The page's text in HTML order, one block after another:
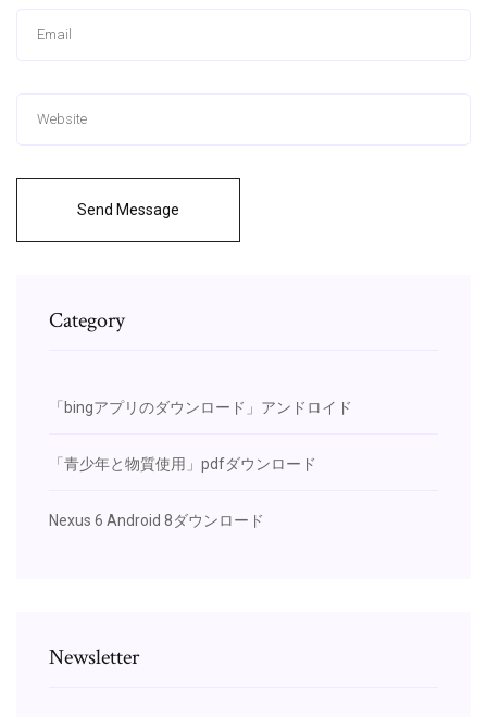
Send Message
Category
「bingアプリのダウンロード」アンドロイド
「青少年と物質使用」pdfダウンロード
Nexus 6 Android 8ダウンロード
Newsletter